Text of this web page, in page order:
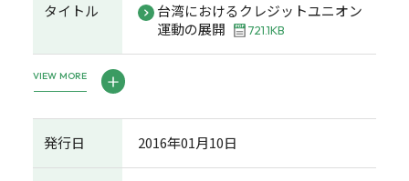
タイトル
台湾におけるクレジットユニオン
運動の展開
721.1KB
VIEW MORE
発行日 2016年01月10日